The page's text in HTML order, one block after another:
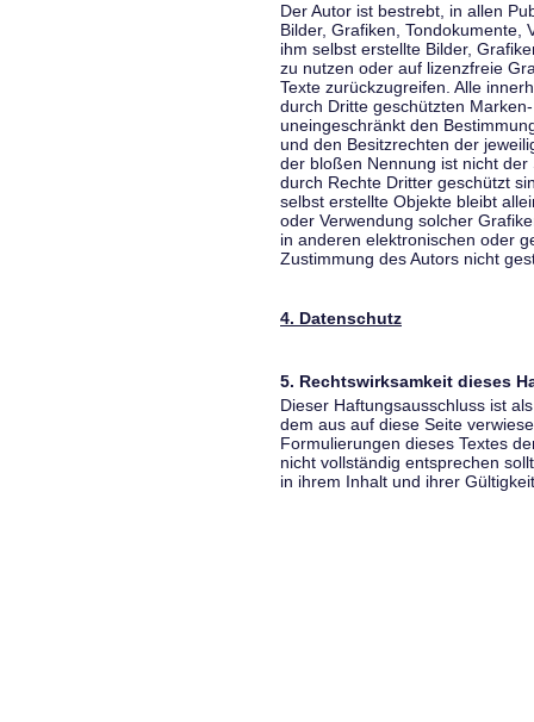
Der Autor ist bestrebt, in allen
Bilder, Grafiken, Tondokumente,
ihm selbst erstellte Bilder,
zu nutzen oder auf lizenzfreie
Texte zurückzugreifen. Alle
durch Dritte geschützten
uneingeschränkt den
und den Besitzrechten der
der bloßen Nennung ist nicht
durch Rechte Dritter geschützt
selbst erstellte Objekte bleibt
oder Verwendung solcher
in anderen elektronischen oder
Zustimmung des Autors nicht
4. Datenschutz
5. Rechtswirksamkeit dieses
Dieser Haftungsausschluss ist
dem aus auf diese Seite
Formulierungen dieses Textes
nicht vollständig entsprechen
in ihrem Inhalt und ihrer